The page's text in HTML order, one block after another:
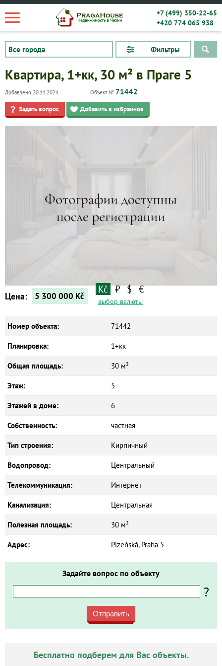
+7 (499) 350-22-65
+420 774 065 938
Фильтры
Квартира, 1+кк, 30 м² в Праге 5
Добавлено 20.11.2024 Объект № 71442
Задать вопрос Добавить в избранное
Цена: 5 300 000 Kč
Kč ₽ $ €
выбор валюты
Номер объекта: 71442
Планировка: 1+кк
Общая площадь: 30 м²
Этаж: 5
Этажей в доме: 6
Собственность: частная
Тип строения: Кирпичный
Водопровод: Центральный
Телекоммуникация: Интернет
Канализация: Центральная
Полезная площадь: 30 м²
Адрес: Plzeňská, Praha 5
Задайте вопрос по объекту
?
Отправить
Бесплатно подберем для Вас объекты.